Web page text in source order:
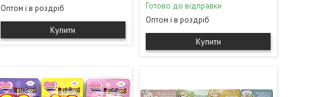
Оптом і в роздріб
Купити
Готово до відправки
Оптом і в роздріб
Купити